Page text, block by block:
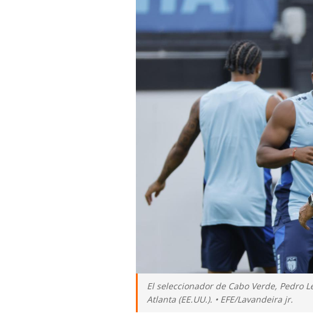
El seleccionador de Cabo Verde, Pedro
Atlanta (EE.UU.). • EFE/Lavandeira jr.